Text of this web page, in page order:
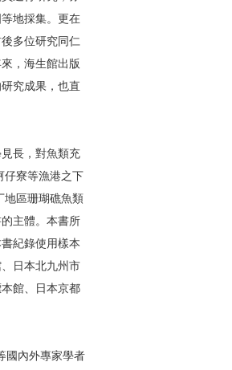
地採集。更在
多位研究同仁
，海生館出版
究成果，也直
長，對魚類充
仔寮等漁港之下
地區珊瑚礁魚類
主體。本書所
紀錄使用樣本
日本北九州市
館、日本京都
國內外專家學者